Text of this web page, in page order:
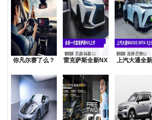
你凡尔赛了么？
降价
雷克萨斯全新NX
上汽大通全